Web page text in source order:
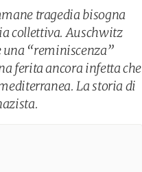
tragedia bisogna
collettiva. Auschwitz
una “reminiscenza”
ferita ancora infetta che
La storia di